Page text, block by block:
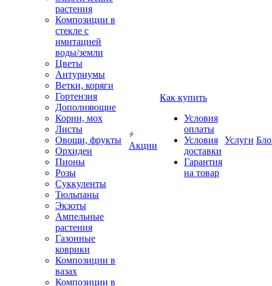
растения
Композиции в
стекле с
имитацией
воды/земли
Цветы
Антуриумы
Ветки, коряги
Гортензия
Дополняющие
Корни, мох
Листы
Овощи, фрукты
Орхидеи
Пионы
Розы
Суккуленты
Тюльпаны
Экзоты
Ампельные
растения
Газонные
коврики
Композиции в
вазах
Композиции в
Акции
Как купить
Условия
оплаты
Условия
доставки
Гарантия
на товар
Услуги